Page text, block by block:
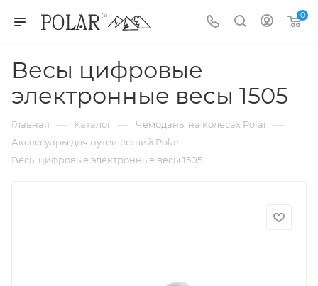
0
Весы цифровые
электронные весы 1505
Главная — Каталог — Чемоданы на колесах Polar —
Аксессуары для путешествий Polar —
Весы цифровые электронные весы 1505